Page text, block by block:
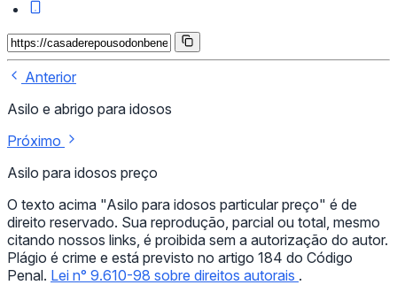
Anterior
Asilo e abrigo para idosos
Próximo
Asilo para idosos preço
O texto acima "Asilo para idosos particular preço" é de
direito reservado. Sua reprodução, parcial ou total, mesmo
citando nossos links, é proibida sem a autorização do autor.
Plágio é crime e está previsto no artigo 184 do Código
Penal. Lei n° 9.610-98 sobre direitos autorais .